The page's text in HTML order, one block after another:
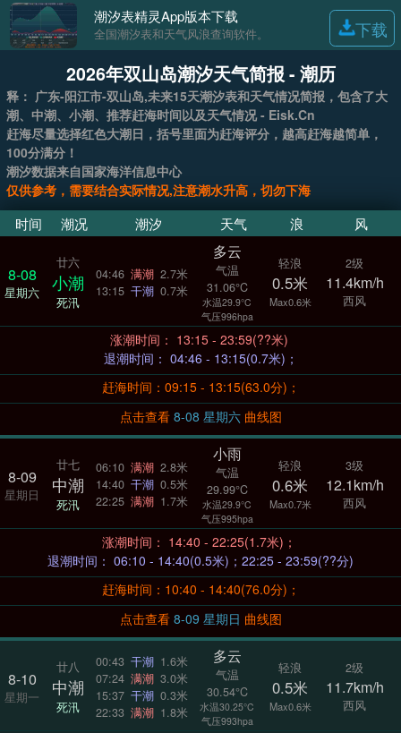
潮汐表精灵App版本下载
全国潮汐表和天气风浪查询软件。 下载
2026年双山岛潮汐天气简报 - 潮历
释： 广东-阳江市-双山岛,未来15天潮汐表和天气情况简报，包含了大
潮、中潮、小潮、推荐赶海时间以及天气情况 - Eisk.Cn
赶海尽量选择红色大潮日，括号里面为赶海评分，越高赶海越简单，
100分满分！
潮汐数据来自国家海洋信息中心
仅供参考，需要结合实际情况,注意潮水升高，切勿下海
时间 潮况 潮汐 天气 浪 风
8-08
星期六
廿六
小潮
死汛
04:46 满潮 2.7米
13:15 干潮 0.7米
多云
气温
31.06°C
水温29.9°C
气压996hpa
轻浪
0.5米
Max0.6米
2级
11.4km/h
西风
涨潮时间： 13:15 - 23:59(??米)
退潮时间： 04:46 - 13:15(0.7米)；
赶海时间：09:15 - 13:15(63.0分)；
点击查看
8-08 星期六 曲线图
8-09
星期日
廿七
中潮
死汛
06:10 满潮 2.8米
14:40 干潮 0.5米
22:25 满潮 1.7米
小雨
气温
29.99°C
水温29.9°C
气压995hpa
轻浪
0.6米
Max0.7米
3级
12.1km/h
西风
涨潮时间： 14:40 - 22:25(1.7米)；
退潮时间： 06:10 - 14:40(0.5米)；22:25 - 23:59(??分)
赶海时间：10:40 - 14:40(76.0分)；
点击查看
8-09 星期日 曲线图
8-10
星期一
廿八
中潮
死汛
00:43 干潮 1.6米
07:24 满潮 3.0米
15:37 干潮 0.3米
22:33 满潮 1.8米
多云
气温
30.54°C
水温30.25°C
气压993hpa
轻浪
0.5米
Max0.6米
2级
11.7km/h
西风